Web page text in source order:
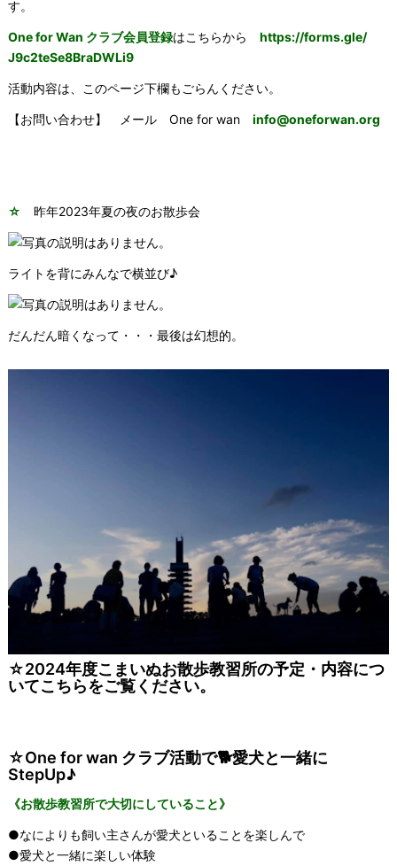
す。
One for Wan クラブ会員登録はこちらから https://forms.gle/
J9c2teSe8BraDWLi9
活動内容は、このページ下欄もごらんください。
【お問い合わせ】 メール One for wan info@oneforwan.org
☆ 昨年2023年夏の夜のお散歩会
ライトを背にみんなで横並び♪
だんだん暗くなって・・・最後は幻想的。
☆2024年度こまいぬお散歩教習所の予定・内容につ
いてこちらをご覧ください。
☆One for wan クラブ活動で🐕愛犬と一緒に
StepUp♪
《お散歩教習所で大切にしていること》
●なによりも飼い主さんが愛犬といることを楽しんで
●愛犬と一緒に楽しい体験